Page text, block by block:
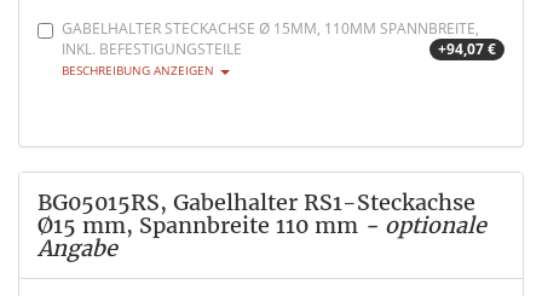
GABELHALTER STECKACHSE Ø 15MM, 110MM SPANNBREITE,
INKL. BEFESTIGUNGSTEILE
+94,07 €
BESCHREIBUNG ANZEIGEN
BG05015RS, Gabelhalter RS1-Steckachse
Ø15 mm, Spannbreite 110 mm - optionale
Angabe